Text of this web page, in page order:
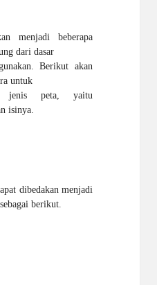
menjadi beberapa
dari dasar
Berikut akan
untuk
jenis peta, yaitu
isinya.
dibedakan menjadi
berikut.